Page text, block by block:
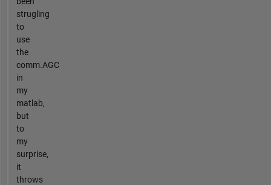
strugling
to
use
the
comm.AGC
in
my
matlab,
but
to
my
surprise,
it
throws